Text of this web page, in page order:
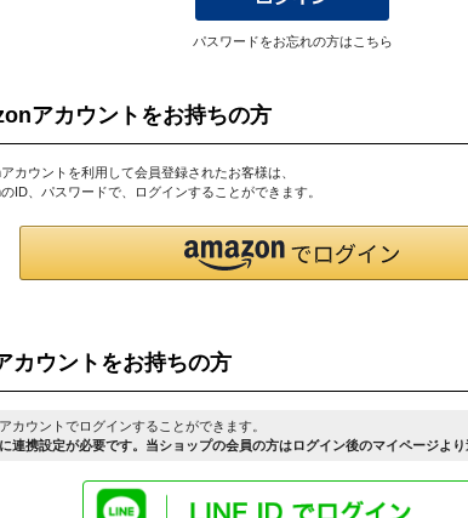
パスワードをお忘れの方はこちら
アカウントをお持ちの方
カウントを利用して会員登録されたお客様は、
ID、パスワードで、ログインすることができます。
カウントをお持ちの方
カウントでログインすることができます。
連携設定が必要です。当ショップの会員の方はログイン後のマイページより